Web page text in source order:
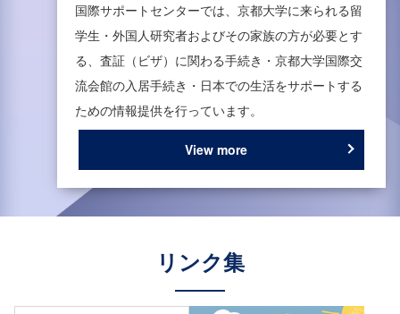
国際サポートセンターでは、京都大学に来られる留
学生・外国人研究者およびその家族の方が必要とす
る、査証（ビザ）に関わる手続き・京都大学国際交
流会館の入居手続き・日本での生活をサポートする
ための情報提供を行っています。
View more
リンク集